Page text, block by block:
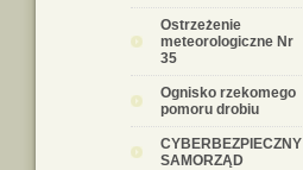
Ostrzeżenie
meteorologiczne Nr
35
Ognisko rzekomego
pomoru drobiu
CYBERBEZPIECZNY
SAMORZĄD